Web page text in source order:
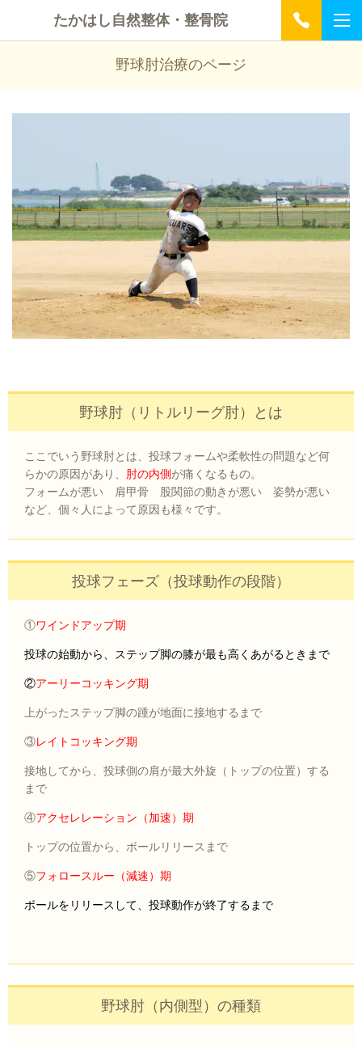
たかはし自然整体・整骨院
野球肘治療のページ
野球肘（リトルリーグ肘）とは
ここでいう野球肘とは、投球フォームや柔軟性の問題など何
らかの原因があり、 肘の内側が痛くなるもの。
フォームが悪い 肩甲骨 股関節の動きが悪い 姿勢が悪い
など、個々人によって原因も様々です。
投球フェーズ（投球動作の段階）
①ワインドアップ期
投球の始動から、ステップ脚の膝が最も高くあがるときまで
②アーリーコッキング期
上がったステップ脚の踵が地面に接地するまで
③レイトコッキング期
接地してから、投球側の肩が最大外旋（トップの位置）する
まで
④アクセレレーション（加速）期
トップの位置から、ボールリリースまで
⑤フォロースルー（減速）期
ボールをリリースして、投球動作が終了するまで
野球肘（内側型）の種類